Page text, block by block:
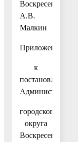
Воскресенск
А.В.
Малкин
Приложение
к
постановлению
Администрации
городского
округа
Воскресенск